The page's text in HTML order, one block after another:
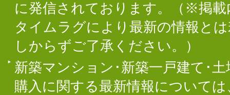
に発信されております。（※掲
タイムラグにより最新の情報と
しからずご了承ください。）
新築マンション･新築一戸建て･
購入に関する最新情報について